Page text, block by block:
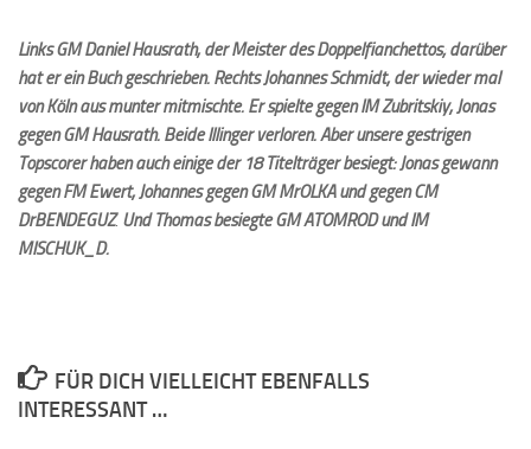
Links GM Daniel Hausrath, der Meister des Doppelfianchettos; darüber
hat er ein Buch geschrieben. Rechts Johannes Schmidt, der wieder mal
von Köln aus munter mitmischte. Er spielte gegen IM Zubritskiy, Jonas
gegen GM Hausrath. Beide Illinger verloren.Aber unsere gestrigen
Topscorer haben auch einige der 18 Titelträger besiegt: Jonas gewann
gegen FM Ewert, Johannes gegen GM MrOLKA und gegen CM
DrBENDEGUZ. Und Thomas besiegte GM ATOMROD und IM
MISCHUK_D.
FÜR DICH VIELLEICHT EBENFALLS
INTERESSANT …